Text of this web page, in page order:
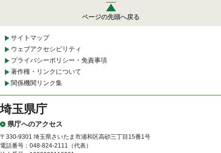
ページの先頭へ戻る
サイトマップ
ウェブアクセシビリティ
プライバシーポリシー・免責事項
著作権・リンクについて
関係機関リンク集
埼玉県庁
県庁へのアクセス
〒330-9301 埼玉県さいたま市浦和区高砂三丁目15番1号
電話番号：048-824-2111（代表）